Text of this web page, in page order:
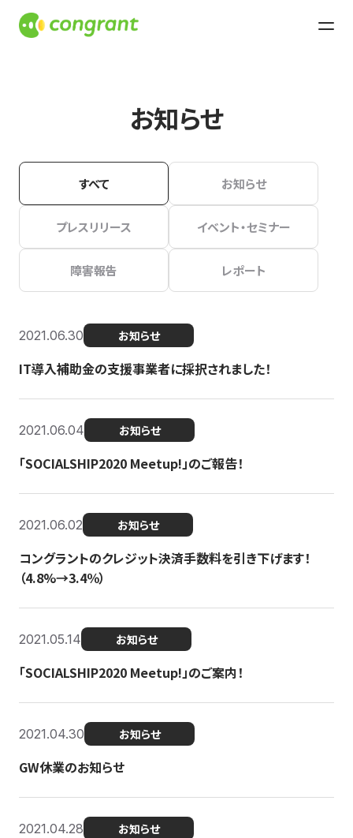
お知らせ
すべて お知らせ
プレスリリース イベント・セミナー
障害報告 レポート
2021.06.30 お知らせ
IT導入補助金の支援事業者に採択されました！
2021.06.04 お知らせ
「SOCIALSHIP2020 Meetup!」のご報告！
2021.06.02 お知らせ
コングラントのクレジット決済手数料を引き下げます！
（4.8%→3.4％）
2021.05.14 お知らせ
「SOCIALSHIP2020 Meetup!」のご案内！
2021.04.30 お知らせ
GW休業のお知らせ
2021.04.28 お知らせ